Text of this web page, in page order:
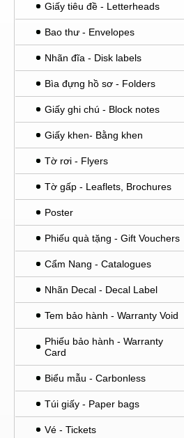
Giấy tiêu đề - Letterheads
Bao thư - Envelopes
Nhãn đĩa - Disk labels
Bìa đựng hồ sơ - Folders
Giấy ghi chú - Block notes
Giấy khen- Bằng khen
Tờ rơi - Flyers
Tờ gấp - Leaflets, Brochures
Poster
Phiếu quà tặng - Gift Vouchers
Cẩm Nang - Catalogues
Nhãn Decal - Decal Label
Tem bảo hành - Warranty Void
Phiếu bảo hành - Warranty
Card
Biểu mẫu - Carbonless
Túi giấy - Paper bags
Vé - Tickets